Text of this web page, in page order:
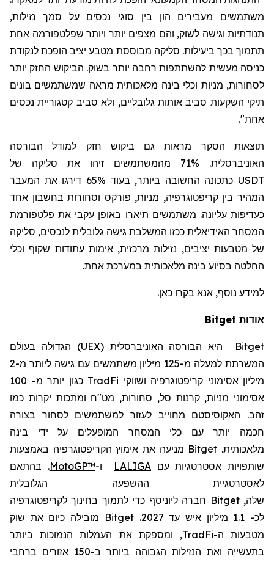
משתמשים מעבירים הון בין סוגי נכסים על סמך נזילות,
תנודתיות וגישה לשוק, והם מצפים יותר ויותר שפלטפורמה אחת
תתמוך בכך ביעילות. סליקה מבוססת מטבע יציבהופכת לנקודת
כניסה מעשית להשתתפות רחבה יותר בשוק. הביקוש החזק יותר
לסחורות, מניות וכלי בינה מלאכותית מראה שמשתמשים בונים
תיקי השקעות סביב אותות גלובליים, ולא סביב קטגוריית נכסים
אחת".
תוצאות הסקר מראות גם ביקוש חזק למודל
הבורסה
האוניברסלית. 71%
מהמשתמשים זיהו את סליקה של
USDT
כתכונה החשובה ביותר, בעוד 65% דירגו את המעבר
המהיר בין קריפטוגרפיה, מניות, פורקס וסחורות בחשבון אחד
כעדיפות עליונה. משתמשים תיארו באופן עקבי את פלטפורמת
המסחר האידיאלית ככזו המשלבת גישה גלובלית לנכסים, סליקה
של מטבעות יציבים, נזילות מרכזית, אימות עתודות שקוף וכלי
החלטה בסיוע בינה מלאכותית במערכת אחת.
למידע נוסף, אנא בקרו כאן.
אודות Bitget
Bitget היא הבורסה האוניברסלית (UEX)
הגדולה בעולם
המשרתת למעלה מ-125 מיליון משתמשים עם גישה ליותר מ-2
מיליון אסימוני קריפטוגרפיה ושווקי TradFi
כגון יותר מ- 100
אסימוני מניות, קרנות סל, סחורות, מט"ח ומתכות יקרות כמו
זהב. האקוסיסטם מחוייב לעזור למשתמשים לסחור בצורה
חכמה יותר עם כלי המסחר המופעלים על ידי בינה
מלאכותית. Bitget מניעה את אימוץ הקריפטוגרפיה באמצעות
שותפויות אסטרטגיות עם LALIGA ו-MotoGP™. בהתאם
לאסטרטגיית ההשפעה הגלובלית
שלה,Bitget חברהליוניסף כדי לתמוך בחינוך לקריפטוגרפיה
לכ- 1.1 מיליון איש עד 2027.
Bitget מובילה כיום את שוק
מטבעות ה-TradFi, ומספקת את העמלות הנמוכות ביותר
בתעשייה ואת הנזילות הגבוהה ביותר ב-150 אזורים ברחבי